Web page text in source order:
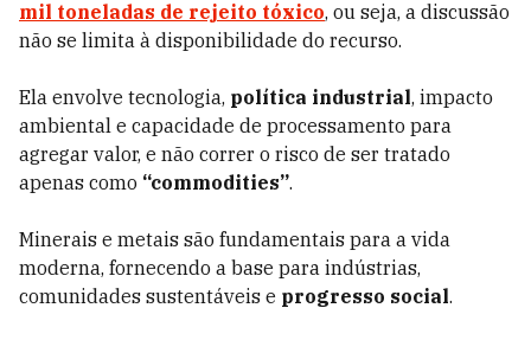
mil toneladas de rejeito tóxico, ou seja, a discussão
não se limita à disponibilidade do recurso.
Ela envolve tecnologia, política industrial, impacto
ambiental e capacidade de processamento para
agregar valor, e não correr o risco de ser tratado
apenas como “commodities”.
Minerais e metais são fundamentais para a vida
moderna, fornecendo a base para indústrias,
comunidades sustentáveis e progresso social.